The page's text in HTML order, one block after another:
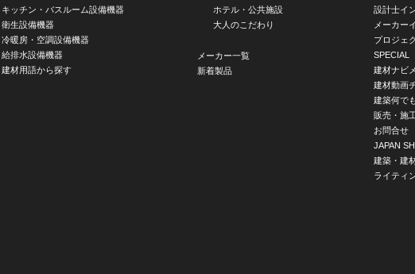
キッチン・バスルーム設備機器
衛生設備機器
冷暖房・空調設備機器
給排水設備機器
建材用語から探す
ホテル・公共施設
大人のこだわり
メーカー一覧
新着製品
設計士イ
メーカー
プロジェ
SPECIAL
建材ナビ
建材動画
建築何で
販売・施
お問合せ
JAPAN
建築・建
ライティ